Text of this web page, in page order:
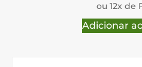
ou 12x de
Adicionar